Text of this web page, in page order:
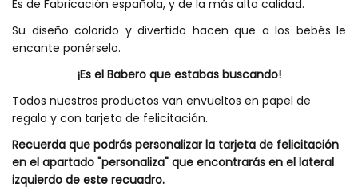
Es de Fabricación española, y de la más alta calidad.
Su diseño colorido y divertido hacen que a los bebés le
encante ponérselo.
¡Es el Babero que estabas buscando!
Todos nuestros productos van envueltos en papel de
regalo y con tarjeta de felicitación.
Recuerda que podrás personalizar la tarjeta de felicitación
en el apartado "personaliza" que encontrarás en el lateral
izquierdo de este recuadro.